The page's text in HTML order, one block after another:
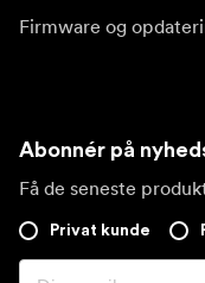
Firmware og
Abonnér på
Få de seneste
Privat kunde